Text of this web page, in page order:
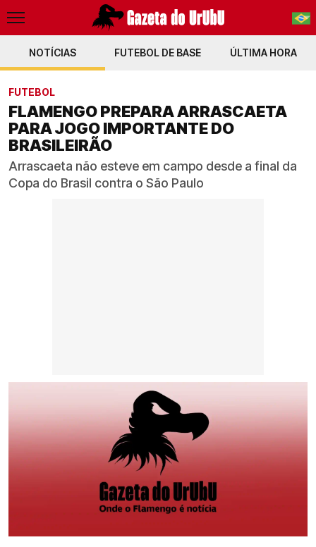
PT-BR
NOTÍCIAS FUTEBOL DE BASE ÚLTIMA HORA
FUTEBOL
FLAMENGO PREPARA ARRASCAETA
PARA JOGO IMPORTANTE DO
BRASILEIRÃO
Arrascaeta não esteve em campo desde a final da
Copa do Brasil contra o São Paulo